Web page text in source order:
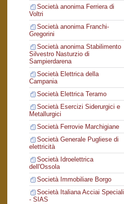
Società anonima Ferriera di
Voltri
Società anonima Franchi-
Gregorini
Società anonima Stabilimento
Silvestro Nasturzio di
Sampierdarena
Società Elettrica della
Campania
Società Elettrica Teramo
Società Esercizi Siderurgici e
Metallurgici
Società Ferrovie Marchigiane
Società Generale Pugliese di
elettricità
Società Idroelettrica
dell'Ossola
Società Immobiliare Borgo
Società Italiana Acciai Speciali
- SIAS